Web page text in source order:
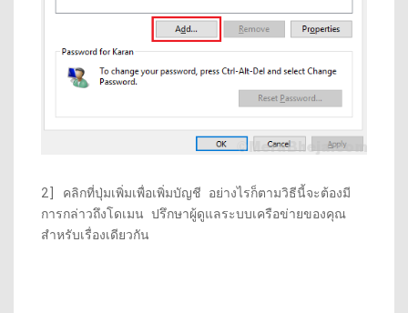
2] คลิกที่ปุ่มเพิ่มเพื่อเพิ่มบัญชี อย่างไรก็ตามวิธีนี้จะต้องมี
การกล่าวถึงโดเมน ปรึกษาผู้ดูแลระบบเครือข่ายของคุณ
สำหรับเรื่องเดียวกัน